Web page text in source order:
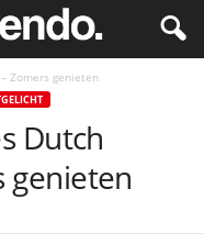
Zomers genieten
Dutch
genieten